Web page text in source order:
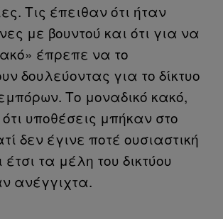
Τις έπειθαν ότι ήταν
με βουντού και ότι για να
έπρεπε να το
δουλεύοντας για το δίκτυο
Το μοναδικό κακό,
υποθέσεις μπήκαν στο
δεν έγινε ποτέ ουσιαστική
τα μέλη του δικτύου
ανέγγιχτα.